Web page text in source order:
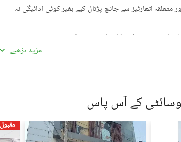
اتھارٹیز سے جانچ پڑتال کیے بغیر کوئی ادائیگی نہ
سے تفصیلات کا موازنہ ضرور کریں۔
لگیں۔ غیرمعمولی طور پر کم قیمتیں دھوکہ دہی کی
پر کسی بھی قسم کی رکاوٹ یا تنازعے کی جانچ کریں۔
قابل اعتماد شخص کو ساتھ لے جائیں۔
مزید پڑھیے
کے آس پاس
مقبول